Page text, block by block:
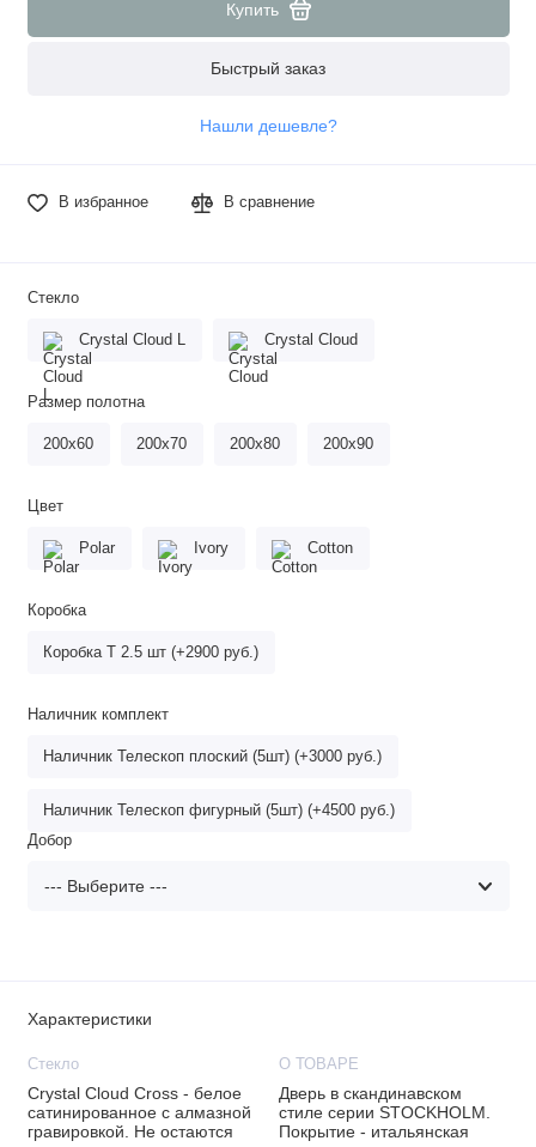
Купить
Быстрый заказ
Нашли дешевле?
В избранное В сравнение
Стекло
Crystal Cloud L Crystal Cloud
Размер полотна
200х60 200х70 200х80 200х90
Цвет
Polar Ivory Cotton
Коробка
Коробка Т 2.5 шт (+2900 руб.)
Наличник комплект
Наличник Телескоп плоский (5шт) (+3000 руб.)
Наличник Телескоп фигурный (5шт) (+4500 руб.)
Добор
Характеристики
Стекло
Crystal Cloud Cross - белое
сатинированное с алмазной
гравировкой. Не остаются
О ТОВАРЕ
Дверь в скандинавском
стиле серии STOCKHOLM.
Покрытие - итальянская